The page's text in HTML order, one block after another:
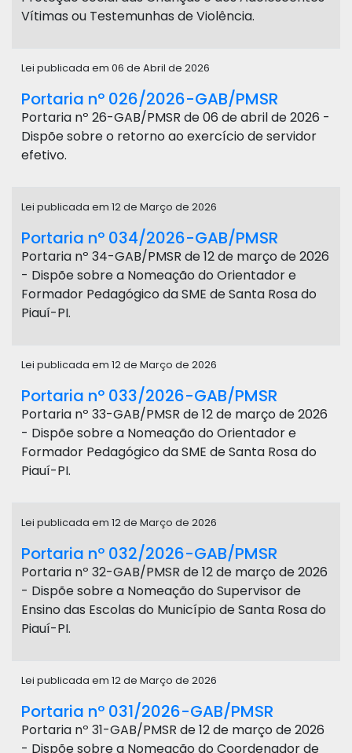
Vítimas ou Testemunhas de Violência.
Lei publicada em 06 de Abril de 2026
Portaria nº 026/2026-GAB/PMSR
Portaria nº 26-GAB/PMSR de 06 de abril de 2026 -
Dispõe sobre o retorno ao exercício de servidor
efetivo.
Lei publicada em 12 de Março de 2026
Portaria nº 034/2026-GAB/PMSR
Portaria nº 34-GAB/PMSR de 12 de março de 2026
- Dispõe sobre a Nomeação do Orientador e
Formador Pedagógico da SME de Santa Rosa do
Piauí-PI.
Lei publicada em 12 de Março de 2026
Portaria nº 033/2026-GAB/PMSR
Portaria nº 33-GAB/PMSR de 12 de março de 2026
- Dispõe sobre a Nomeação do Orientador e
Formador Pedagógico da SME de Santa Rosa do
Piauí-PI.
Lei publicada em 12 de Março de 2026
Portaria nº 032/2026-GAB/PMSR
Portaria nº 32-GAB/PMSR de 12 de março de 2026
- Dispõe sobre a Nomeação do Supervisor de
Ensino das Escolas do Município de Santa Rosa do
Piauí-PI.
Lei publicada em 12 de Março de 2026
Portaria nº 031/2026-GAB/PMSR
Portaria nº 31-GAB/PMSR de 12 de março de 2026
- Dispõe sobre a Nomeação do Coordenador de